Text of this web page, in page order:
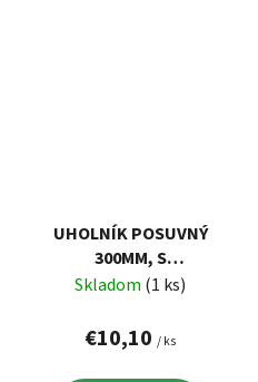
UHOLNÍK POSUVNÝ
300MM, S
VYSTREDOVAČOM NA
Skladom (1 ks)
€10,10 / ks